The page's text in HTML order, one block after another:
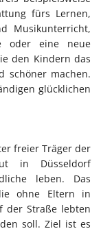
fürs Lernen,
Musikunterricht,
oder eine neue
den Kindern das
schöner machen.
glücklichen
freier Träger der
in Düsseldorf
leben. Das
ohne Eltern in
der Straße lebten
soll. Ziel ist es